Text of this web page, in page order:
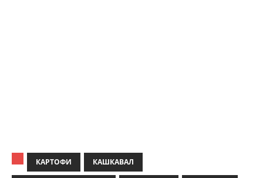
КАРТОФИ КАШКАВАЛ